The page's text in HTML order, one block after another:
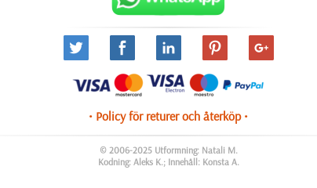
• Policy för returer och återköp •
© 2006-2025 Utformning: Natali M.
Kodning: Aleks K.; Innehåll: Konsta A.